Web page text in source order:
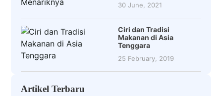
30 June, 2021
Ciri dan Tradisi
Makanan di Asia
Tenggara
25 February, 2019
Artikel Terbaru